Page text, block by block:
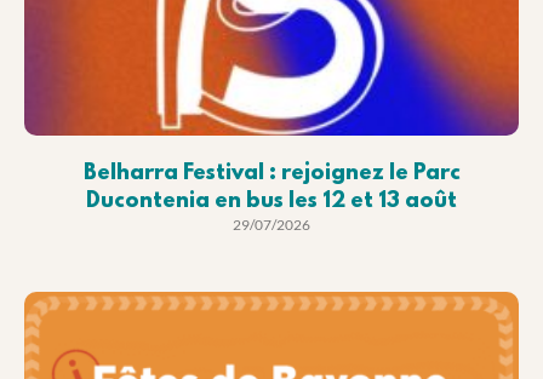
Belharra Festival : rejoignez le Parc
Ducontenia en bus les 12 et 13 août
29/07/2026